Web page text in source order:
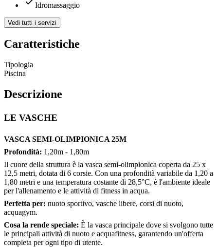
Idromassaggio
Vedi tutti i servizi
Caratteristiche
Tipologia
Piscina
Descrizione
LE VASCHE
VASCA SEMI-OLIMPIONICA 25M
Profondità: 1,20m - 1,80m
Il cuore della struttura è la vasca semi-olimpionica coperta da 25 x
12,5 metri, dotata di 6 corsie. Con una profondità variabile da 1,20 a
1,80 metri e una temperatura costante di 28,5°C, è l'ambiente ideale
per l'allenamento e le attività di fitness in acqua.
Perfetta per: nuoto sportivo, vasche libere, corsi di nuoto,
acquagym.
Cosa la rende speciale: È la vasca principale dove si svolgono tutte
le principali attività di nuoto e acquafitness, garantendo un'offerta
completa per ogni tipo di utente.